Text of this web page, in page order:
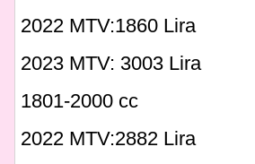
2022 MTV:1860 Lira
2023 MTV: 3003 Lira
1801-2000 cc
2022 MTV:2882 Lira